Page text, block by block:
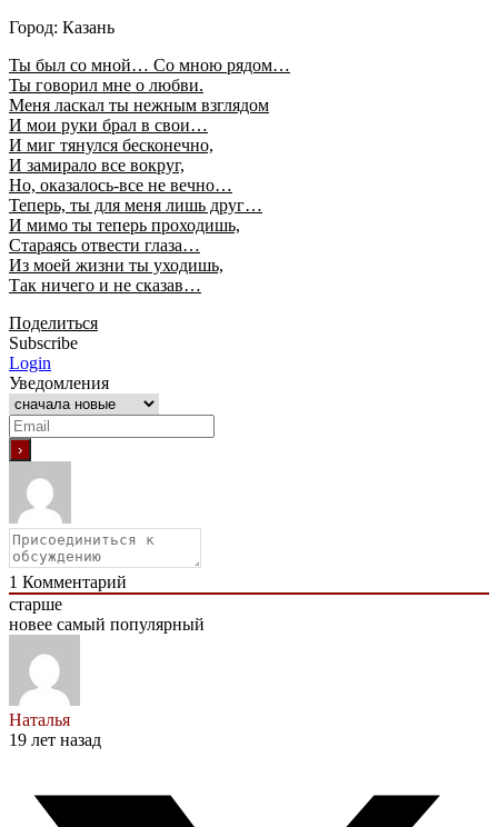
Город: Казань
Ты был со мной… Со мною рядом…
Ты говорил мне о любви.
Меня ласкал ты нежным взглядом
И мои руки брал в свои…
И миг тянулся бесконечно,
И замирало все вокруг,
Но, оказалось-все не вечно…
Теперь, ты для меня лишь друг…
И мимо ты теперь проходишь,
Стараясь отвести глаза…
Из моей жизни ты уходишь,
Так ничего и не сказав…
Поделиться
Subscribe
Login
Уведомления
1 Комментарий
старше
новее самый популярный
Наталья
19 лет назад